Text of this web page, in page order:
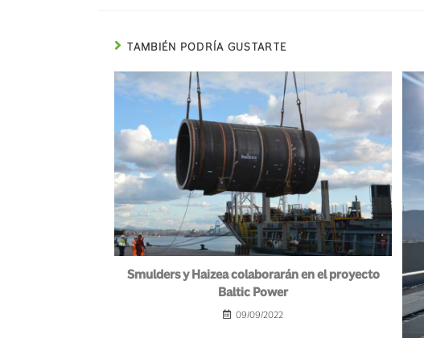
TAMBIÉN PODRÍA GUSTARTE
Smulders y Haizea colaborarán en el proyecto
Baltic Power
09/09/2022